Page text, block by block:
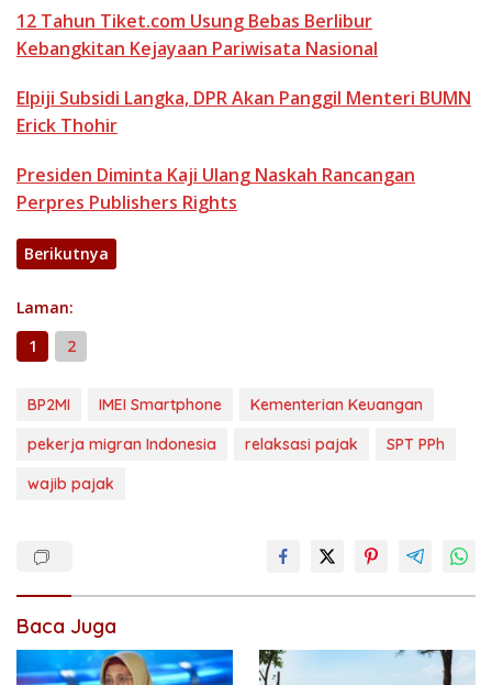
12 Tahun Tiket.com Usung Bebas Berlibur
Kebangkitan Kejayaan Pariwisata Nasional
Elpiji Subsidi Langka, DPR Akan Panggil Menteri BUMN
Erick Thohir
Presiden Diminta Kaji Ulang Naskah Rancangan
Perpres Publishers Rights
Berikutnya
Laman:
1
2
BP2MI IMEI Smartphone
Kementerian Keuangan
pekerja migran Indonesia
relaksasi pajak
SPT PPh
wajib pajak
Baca Juga